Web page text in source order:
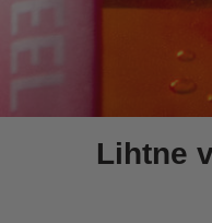
Lihtne